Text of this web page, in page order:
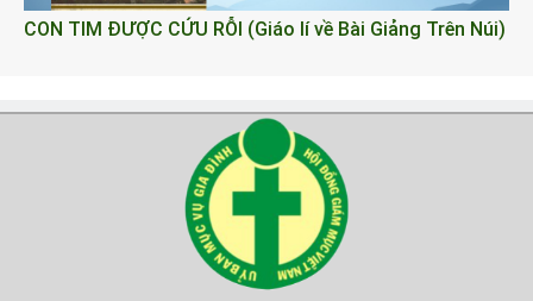
CON TIM ĐƯỢC CỨU RỖI (Giáo lí về Bài Giảng Trên Núi)